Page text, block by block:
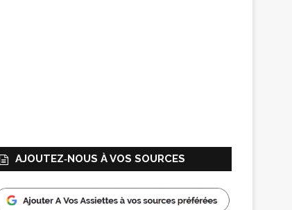
AJOUTEZ‑NOUS À VOS SOURCES